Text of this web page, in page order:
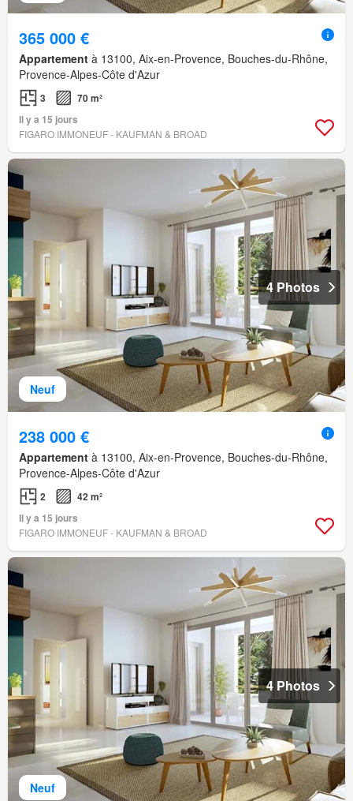
365 000 €
Appartement à 13100, Aix-en-Provence, Bouches-du-Rhône,
Provence-Alpes-Côte d'Azur
3
70 m²
Il y a 15 jours
FIGARO IMMONEUF - KAUFMAN & BROAD
Neuf
4 Photos
238 000 €
Appartement à 13100, Aix-en-Provence, Bouches-du-Rhône,
Provence-Alpes-Côte d'Azur
2
42 m²
Il y a 15 jours
FIGARO IMMONEUF - KAUFMAN & BROAD
Neuf
4 Photos